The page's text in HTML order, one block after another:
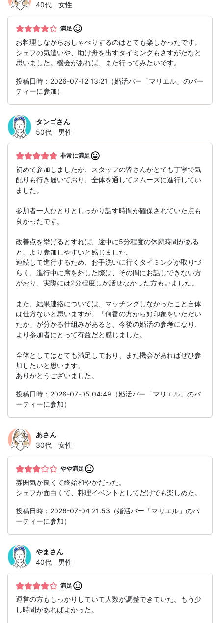
40代｜女性
満足
お料理しながらおしゃべりするのはとても楽しかったです。
シェフの気遣いや、助け舟を出すタイミングもさすがだなと
思いました。機会があれば、また行ってみたいです。
投稿日時：2026-07-12 13:21（婚活バー「マリエル」のパー
ティーに参加）
タンゴさん
50代｜男性
非常に満足
初めて参加しましたが、スタッフの皆さんがとても丁寧で気
配りも行き届いており、全体を通してスムーズに進行してい
ました。
参加者一人ひとりとしっかり話す時間が確保されていた点も
良かったです。
改善点を挙げるとすれば、途中に5分程度の休憩時間がある
と、より参加しやすいと感じました。
連続して進行するため、お手洗いに行くタイミングが取りづ
らく、進行中に席を外した際は、その間にお話しできない方
がおり、実際には2分程度しか話せなかった方もいました。
また、結果連絡については、マッチングしなかったこと自体
は仕方ないと思いますが、「何番の方から好印象をいただい
たか」が分かる仕組みがあると、今後の婚活の参考になり、
より参加者にとって有益だと感じました。
全体としてはとても満足しており、また機会があればぜひ参
加したいと思います。
ありがとうございました。
投稿日時：2026-07-05 04:49（婚活バー「マリエル」のパ
ーティーに参加）
あさん
30代｜女性
やや満足
雰囲気が良くて終始和やかだった。
シェフが面白くて、料理イベントとしてだけでも楽しめた。
投稿日時：2026-07-04 21:53（婚活バー「マリエル」のパ
ーティーに参加）
やま さん
40代｜男性
満足
運営の方もしっかりしていて人数が調整できていた。もう少
し時間があればよかった。